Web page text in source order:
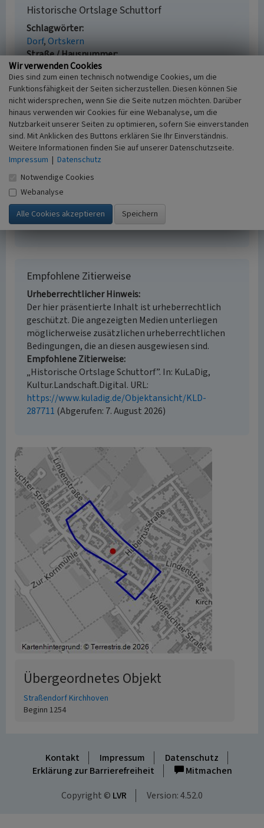
Historische Ortslage Schuttorf
Schlagwörter
Dorf Ortskern
Straße / Hausnummer
Waldfeuchter Straße
Ort
52525 Heinsberg - Kirchhoven
Fachsicht(en)
Kulturlandschaftspflege, Landeskunde
Erfassungsmaßstab
i.d.R. 1:5.000 (größer als 1:20.000)
Erfassungsmethode
Auswertung historischer Karten,
Literaturauswertung, mündliche Hinweise
Ortsansässiger, Ortskundiger
Historischer Zeitraum
Beginn vor 1277
Empfohlene Zitierweise
Urheberrechtlicher Hinweis
Der hier präsentierte Inhalt ist urheberrechtlich
geschützt. Die angezeigten Medien unterliegen
möglicherweise zusätzlichen urheberrechtlichen
Bedingungen, die an diesen ausgewiesen sind.
Empfohlene Zitierweise
„Historische Ortslage Schuttorf”. In: KuLaDig,
Kultur.Landschaft.Digital. URL:
https://www.kuladig.de/Objektansicht/KLD-
287711 (Abgerufen: 7. August 2026)
Übergeordnetes Objekt
Straßendorf Kirchhoven
Beginn 1254
Kontakt Impressum
Datenschutz
Erklärung zur Barrierefreiheit
Mitmachen
Copyright © LVR Version: 4.52.0
Wir verwenden Cookies
Dies sind zum einen technisch notwendige Cookies, um die
Funktionsfähigkeit der Seiten sicherzustellen. Diesen können Sie
nicht widersprechen, wenn Sie die Seite nutzen möchten. Darüber
hinaus verwenden wir Cookies für eine Webanalyse, um die
Nutzbarkeit unserer Seiten zu optimieren, sofern Sie einverstanden
sind. Mit Anklicken des Buttons erklären Sie Ihr Einverständnis.
Weitere Informationen finden Sie auf unserer Datenschutzseite.
Impressum | Datenschutz
Notwendige Cookies
Webanalyse